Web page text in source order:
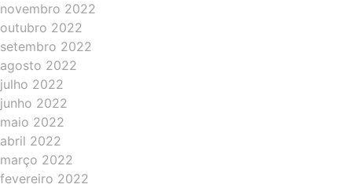
novembro 2022
outubro 2022
setembro 2022
agosto 2022
julho 2022
junho 2022
maio 2022
abril 2022
março 2022
fevereiro 2022